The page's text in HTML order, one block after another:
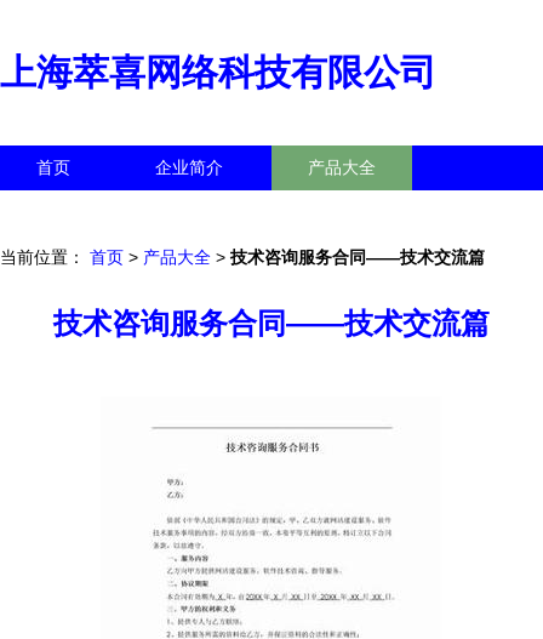
上海萃喜网络科技有限公司
首页 企业简介 产品大全
当前位置： 首页 > 产品大全 > 技术咨询服务合同——技术交流篇
技术咨询服务合同——技术交流篇